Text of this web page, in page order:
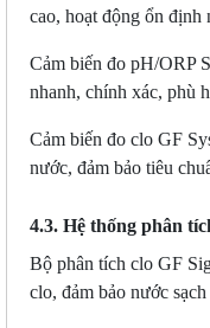
cao, hoạt động ổn định
Cảm biến đo pH/ORP
nhanh, chính xác, phù
Cảm biến đo clo GF
nước, đảm bảo tiêu
4.3. Hệ thống phân
Bộ phân tích clo GF
clo, đảm bảo nước